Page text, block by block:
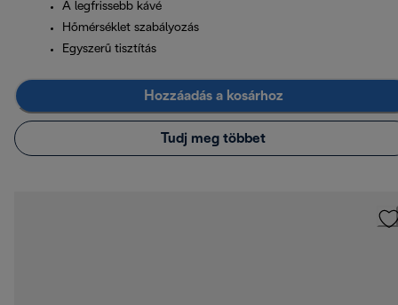
A legfrissebb kávé
Hőmérséklet szabályozás
Egyszerű tisztítás
Hozzáadás a kosárhoz
Tudj meg többet